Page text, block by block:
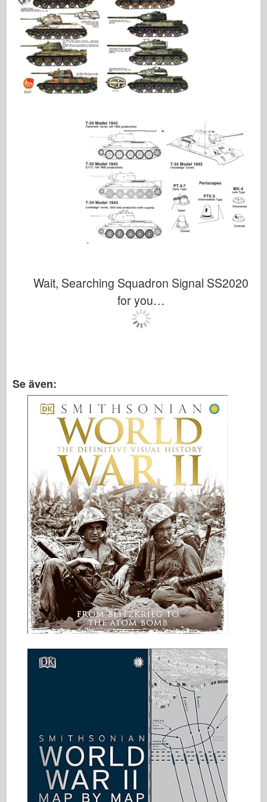
Wait, Searching Squadron Signal SS2020
for you…
Se även: